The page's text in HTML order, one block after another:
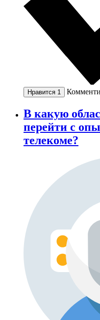
Нравится 1
В какую
перейти с
телекоме?